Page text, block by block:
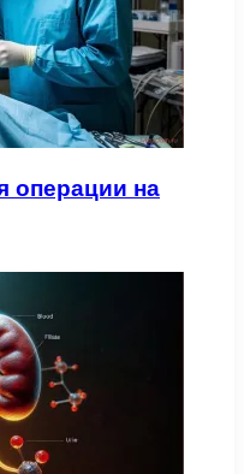
операции на